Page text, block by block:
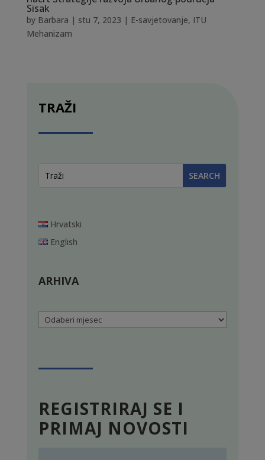
Sisak
by Barbara | stu 7, 2023 | E-savjetovanje, ITU
Mehanizam
TRAŽI
Hrvatski
English
ARHIVA
Arhiva
REGISTRIRAJ SE I
PRIMAJ NOVOSTI